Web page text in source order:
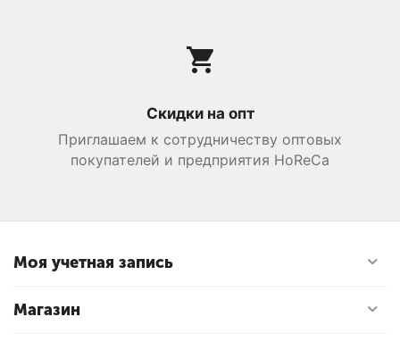
Скидки на опт
Приглашаем к сотрудничеству оптовых
покупателей и предприятия HoReCa
Моя учетная запись
Магазин